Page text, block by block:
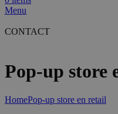
Menu
CONTACT
Pop-up store
HomePop-up store en retail